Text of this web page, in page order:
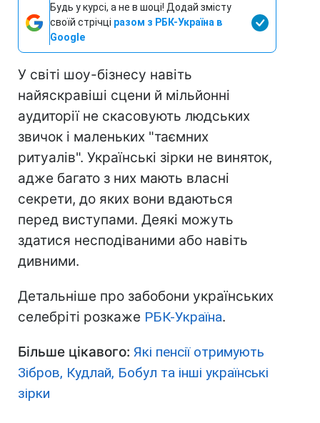
Будь у курсі, а не в шоці! Додай змісту
своїй стрічці разом з РБК-Україна в
Google
У світі шоу-бізнесу навіть
найяскравіші сцени й мільйонні
аудиторії не скасовують людських
звичок і маленьких "таємних
ритуалів". Українські зірки не виняток,
адже багато з них мають власні
секрети, до яких вони вдаються
перед виступами. Деякі можуть
здатися несподіваними або навіть
дивними.
Детальніше про забобони українських
селебріті розкаже РБК-Україна.
Більше цікавого: Які пенсії отримують
Зібров, Кудлай, Бобул та інші українські
зірки